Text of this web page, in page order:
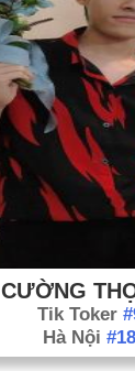
CƯỜNG
Tik Toker
Hà Nội